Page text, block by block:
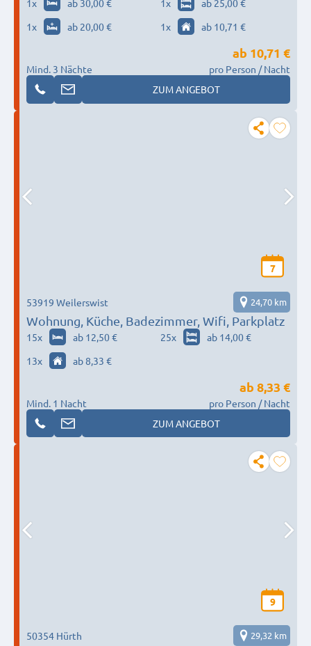
1x ab 30,00 € 1x
ab 25,00 €
1x ab 20,00 € 1x ab 10,71 €
Mind. 3 Nächte
ab 10,71 €
pro Person / Nacht
ZUM ANGEBOT
7
Wohnung, Küche, Badezimmer, Wifi, Parkplatz
53919 Weilerswist 24,70 km
15x ab 12,50 € 25x
ab 14,00 €
13x ab 8,33 €
Mind. 1 Nacht
ab 8,33 €
pro Person / Nacht
ZUM ANGEBOT
9
50354 Hürth 29,32 km